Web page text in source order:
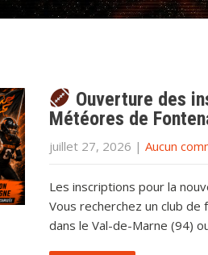
Ouverture des
Météores de
juillet 27, 2026 | Aucun
Les inscriptions pour la
Vous recherchez un club
dans le Val-de-Marne (94)